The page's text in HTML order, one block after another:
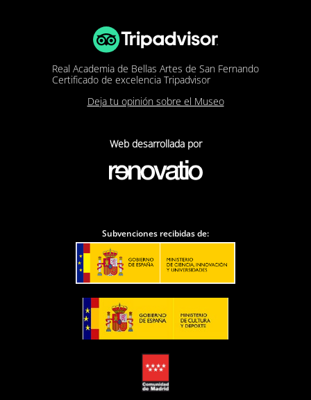
Real Academia de Bellas Artes de San Fernando
Certificado de excelencia Tripadvisor
Deja tu opinión sobre el Museo
Web desarrollada por
Subvenciones recibidas de: